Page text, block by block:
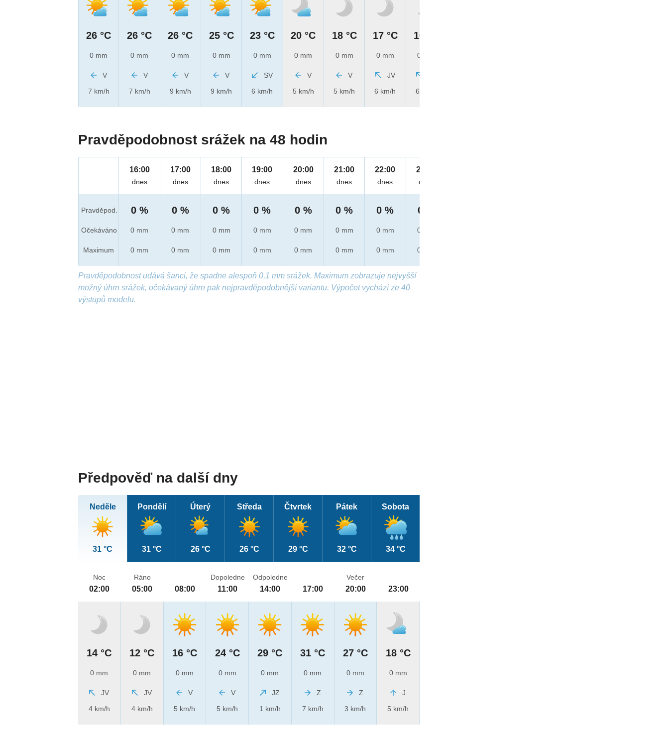
26 °C
0 mm
V
7 km/h
26 °C
0 mm
V
7 km/h
26 °C
0 mm
V
9 km/h
25 °C
0 mm
V
9 km/h
23 °C
0 mm
SV
6 km/h
20 °C
0 mm
V
5 km/h
18 °C
0 mm
V
5 km/h
17 °C
0 mm
JV
6 km/h
16 °C
0 mm
6 km/h
Pravděpodobnost srážek na 48 hodin
Pravděpod.
Očekáváno
Maximum
16:00
dnes
0 %
0 mm
0 mm
17:00
dnes
0 %
0 mm
0 mm
18:00
dnes
0 %
0 mm
0 mm
19:00
dnes
0 %
0 mm
0 mm
20:00
dnes
0 %
0 mm
0 mm
21:00
dnes
0 %
0 mm
0 mm
22:00
dnes
0 %
0 mm
0 mm
23:00
dnes
0 %
0 mm
0 mm
Pravděpodobnost udává šanci, že spadne alespoň 0,1 mm srážek. Maximum zobrazuje nejvyšší
možný úhrn srážek, očekávaný úhrn pak nejpravděpodobnější variantu. Výpočet vychází ze 40
výstupů modelu.
Předpověď na další dny
Neděle
31 °C
Pondělí
31 °C
Úterý
26 °C
Středa
26 °C
Čtvrtek
29 °C
Pátek
32 °C
Sobota
34 °C
Noc
02:00
14 °C
0 mm
JV
4 km/h
Ráno
05:00
12 °C
0 mm
JV
4 km/h
08:00
16 °C
0 mm
V
5 km/h
Dopoledne
11:00
24 °C
0 mm
V
5 km/h
Odpoledne
14:00
29 °C
0 mm
JZ
1 km/h
17:00
31 °C
0 mm
Z
7 km/h
Večer
20:00
27 °C
0 mm
Z
3 km/h
23:00
18 °C
0 mm
J
5 km/h